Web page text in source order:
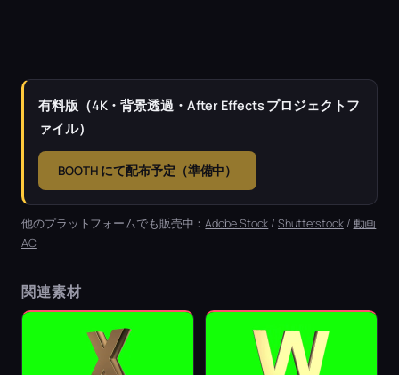
有料版（4K・背景透過・After Effects プロジェクトフ
ァイル）
BOOTH にて配布予定（準備中）
他のプラットフォームでも販売中：Adobe Stock /Shutterstock/ 動画
AC
関連素材